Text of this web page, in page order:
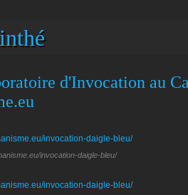
d'Invocation au
invocation-daigle-bleu/